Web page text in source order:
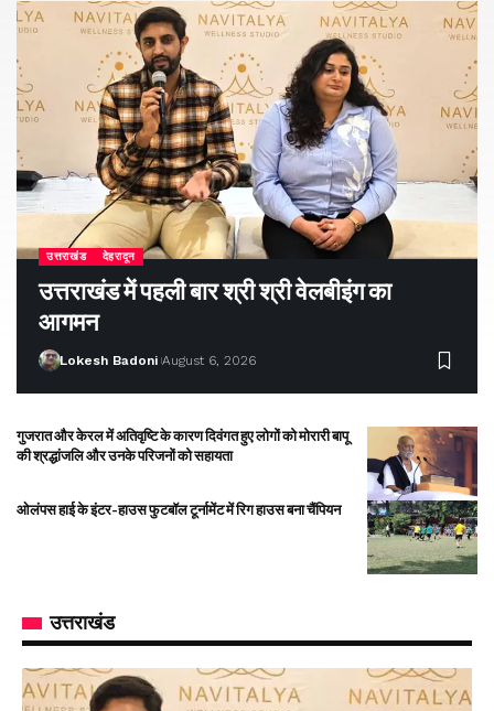
उत्तराखंड देहरादून
उत्तराखंड में पहली बार श्री श्री वेलबीइंग का
आगमन
Lokesh Badoni August 6, 2026
गुजरात और केरल में अतिवृष्टि के कारण दिवंगत हुए लोगों को मोरारी बापू
की श्रद्धांजलि और उनके परिजनों को सहायता
ओलंपस हाई के इंटर-हाउस फुटबॉल टूर्नामेंट में रिग हाउस बना चैंपियन
उत्तराखंड